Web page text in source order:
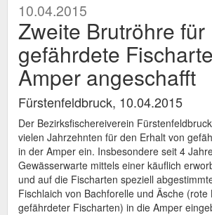
10.04.2015
Zweite Brutröhre für
gefährdete
Amper angeschafft
Fürstenfeldbruck, 10.04.2015
Der Bezirksfischereiverein
vielen Jahrzehnten für den Erhalt von
in der Amper ein. Insbesondere seit 4
Gewässerwarte mittels einer käuflich
und auf die Fischarten speziell
Fischlaich von Bachforelle und Äsche (rote
gefährdeter Fischarten) in die Amper